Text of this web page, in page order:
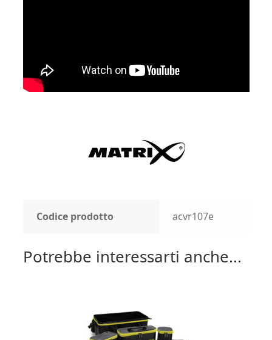
Codice prodotto acvr107e
Potrebbe interessarti anche...